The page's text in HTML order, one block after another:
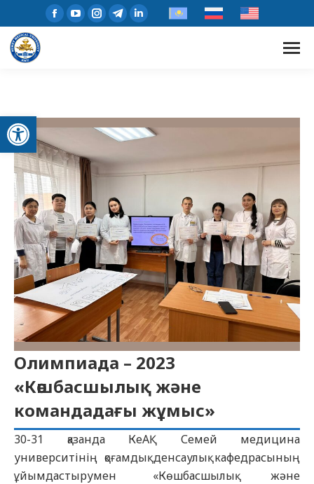
Open toolbar
Олимпиада – 2023
«Көшбасшылық және
командадағы жұмыс»
30-31 қазанда КеАҚ Семей медицина
университінің қоғамдық денсаулық кафедрасының
ұйымдастырумен «Көшбасшылық және